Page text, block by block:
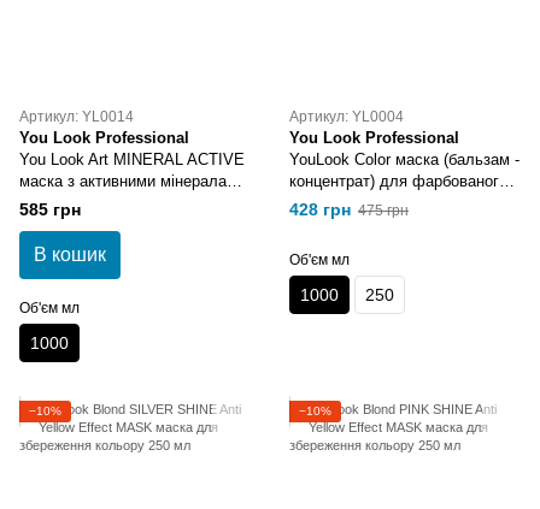
Артикул: YL0014
You Look Professional
You Look Art MINERAL ACTIVE
маска з активними мінералами
1000 мл
585 грн
В кошик
Об'єм мл
1000
Артикул: YL0004
You Look Professional
YouLook Color маска (бальзам -
концентрат) для фарбованого
та пошкодженого волосся 1000
428 грн 475 грн
Об'єм мл
1000 250
−10% −10%